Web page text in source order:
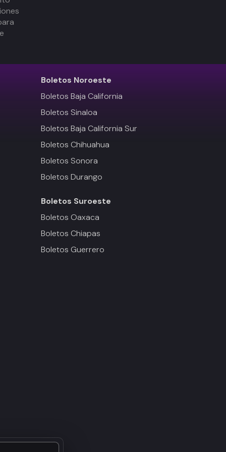
Boletos Noroeste
Boletos Baja California
Boletos Sinaloa
Boletos Baja California Sur
Boletos Chihuahua
Boletos Sonora
Boletos Durango
Boletos Suroeste
Boletos Oaxaca
Boletos Chiapas
Boletos Guerrero